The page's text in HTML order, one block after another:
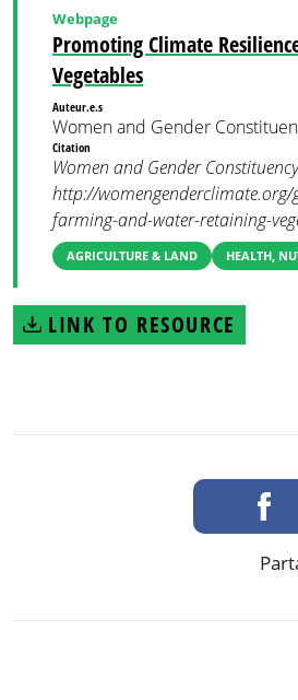
Promoting Climate
Vegetables
Webpage
Auteur.e.s
Women and Gender
Citation
Women and Gender
http://
farming-and-water-retaining-
AGRICULTURE & LAND HEALTH,
LINK TO RESOURCE